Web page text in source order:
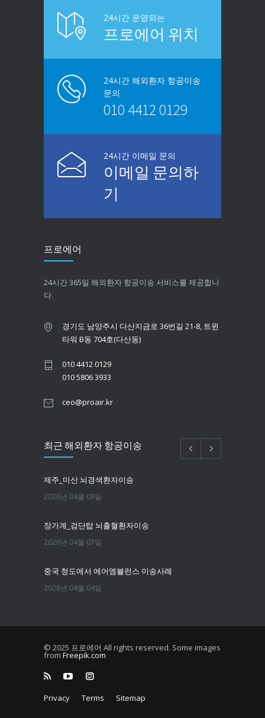
24시간 운영되는
프로에어 위치
24시간 해외환자 항공이송
문의
010 4412 0129
24시간 이메일 문의
이메일 문의하
기
프로에어
24시간 365일 해외환자 항공이송 서비스를 제공합니
다.
경기도 남양주시 다산지금로 36번길 21-8, 트윈
타워 B동 704호(다산동)
010 4412 0129
010 5806 3933
ceo@proair.kr
최근 해외환자 항공이송
제주_마산 뇌경색환자이송
2026년 04월 08일
장가계_검단탑 뇌출혈환자이송
2026년 04월 07일
중국 청도에서 에어엠뷸런스 이송사례
2026년 04월 04일
한국에서 뉴욕까지 치매환자 이송
2026년 03월 16일
© 2025 프로에어 All rights reserved. Some images
from Freepik.com
Privacy Terms Sitemap